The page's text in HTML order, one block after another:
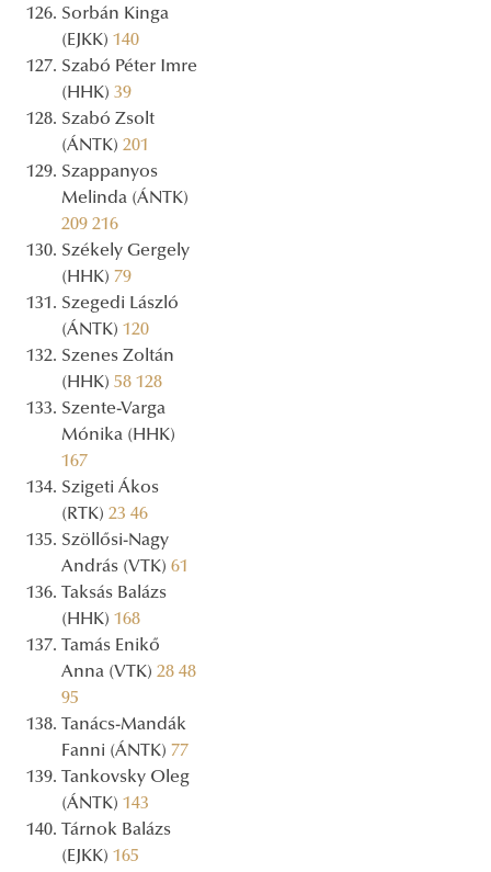
Sorbán Kinga
(EJKK) 140
Szabó Péter Imre
(HHK) 39
Szabó Zsolt
(ÁNTK) 201
Szappanyos
Melinda (ÁNTK)
209 216
Székely Gergely
(HHK) 79
Szegedi László
(ÁNTK) 120
Szenes Zoltán
(HHK) 58 128
Szente-Varga
Mónika (HHK)
167
Szigeti Ákos
(RTK) 23 46
Szöllősi-Nagy
András (VTK) 61
Taksás Balázs
(HHK) 168
Tamás Enikő
Anna (VTK) 28 48
95
Tanács-Mandák
Fanni (ÁNTK) 77
Tankovsky Oleg
(ÁNTK) 143
Tárnok Balázs
(EJKK) 165